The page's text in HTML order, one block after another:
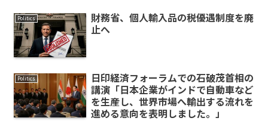
Politics
財務省、個人輸入品の税優遇制度を廃
止へ
Politics
日印経済フォーラムでの石破茂首相の
講演「日本企業がインドで自動車など
を生産し、世界市場へ輸出する流れを
進める意向を表明しました。」